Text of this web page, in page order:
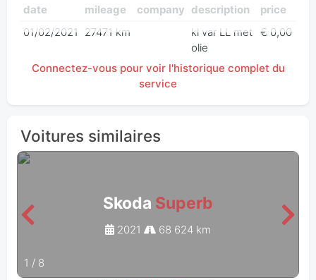
date mileage company description
price
01/02/2021
27471 km
kl var LL met
olie
€ 0,00
Connectez-vous pour voir l'historique complet du
service
Voitures similaires
Skoda Superb
2021 68 624 km
1 / 8